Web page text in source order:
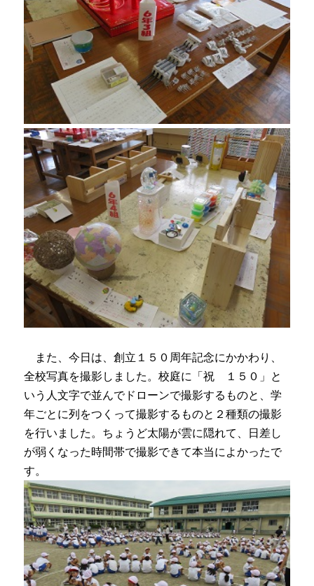
また、今日は、創立１５０周年記念にかかわり、
全校写真を撮影しました。校庭に「祝 １５０」と
いう人文字で並んでドローンで撮影するものと、学
年ごとに列をつくって撮影するものと２種類の撮影
を行いました。ちょうど太陽が雲に隠れて、日差し
が弱くなった時間帯で撮影できて本当によかったで
す。